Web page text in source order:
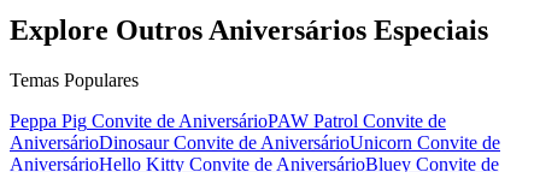
Explore Outros Aniversários Especiais
Temas Populares
Peppa Pig Convite de AniversárioPAW Patrol Convite de
AniversárioDinosaur Convite de AniversárioUnicorn Convite de
AniversárioHello Kitty Convite de AniversárioBluey Convite de